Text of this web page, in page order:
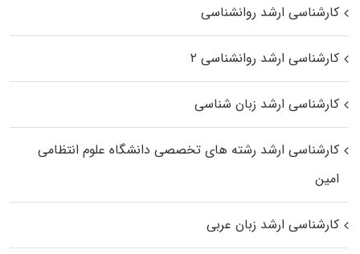
کارشناسی ارشد روانشناسی
کارشناسی ارشد روانشناسی ۲
کارشناسی ارشد زبان شناسی
کارشناسی ارشد رﺷﺘﻪ ﻫﺎی تخصصی داﻧﺸﮕﺎه ﻋﻠﻮم انتظامی
اﻣﻴﻦ
کارشناسی ارشد زبان عربی